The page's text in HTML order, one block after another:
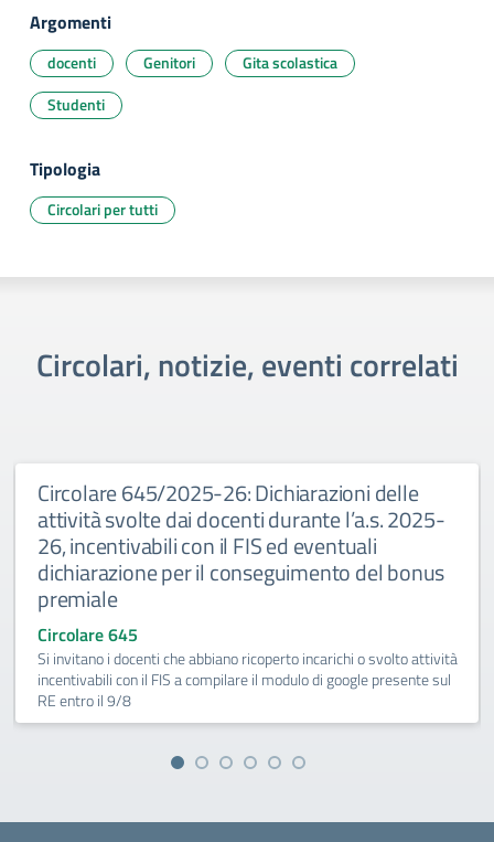
Argomenti
docenti Genitori
Gita scolastica
Studenti
Tipologia
Circolari per tutti
Circolari, notizie, eventi correlati
Circolare 645/2025-26: Dichiarazioni delle
attività svolte dai docenti durante l’a.s. 2025-
26, incentivabili con il FIS ed eventuali
dichiarazione per il conseguimento del bonus
premiale
Circolare 645
Si invitano i docenti che abbiano ricoperto incarichi o svolto attività
incentivabili con il FIS a compilare il modulo di google presente sul
RE entro il 9/8